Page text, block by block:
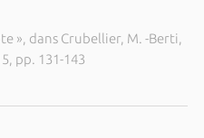
», dans Crubellier, M. -Berti,
pp. 131-143